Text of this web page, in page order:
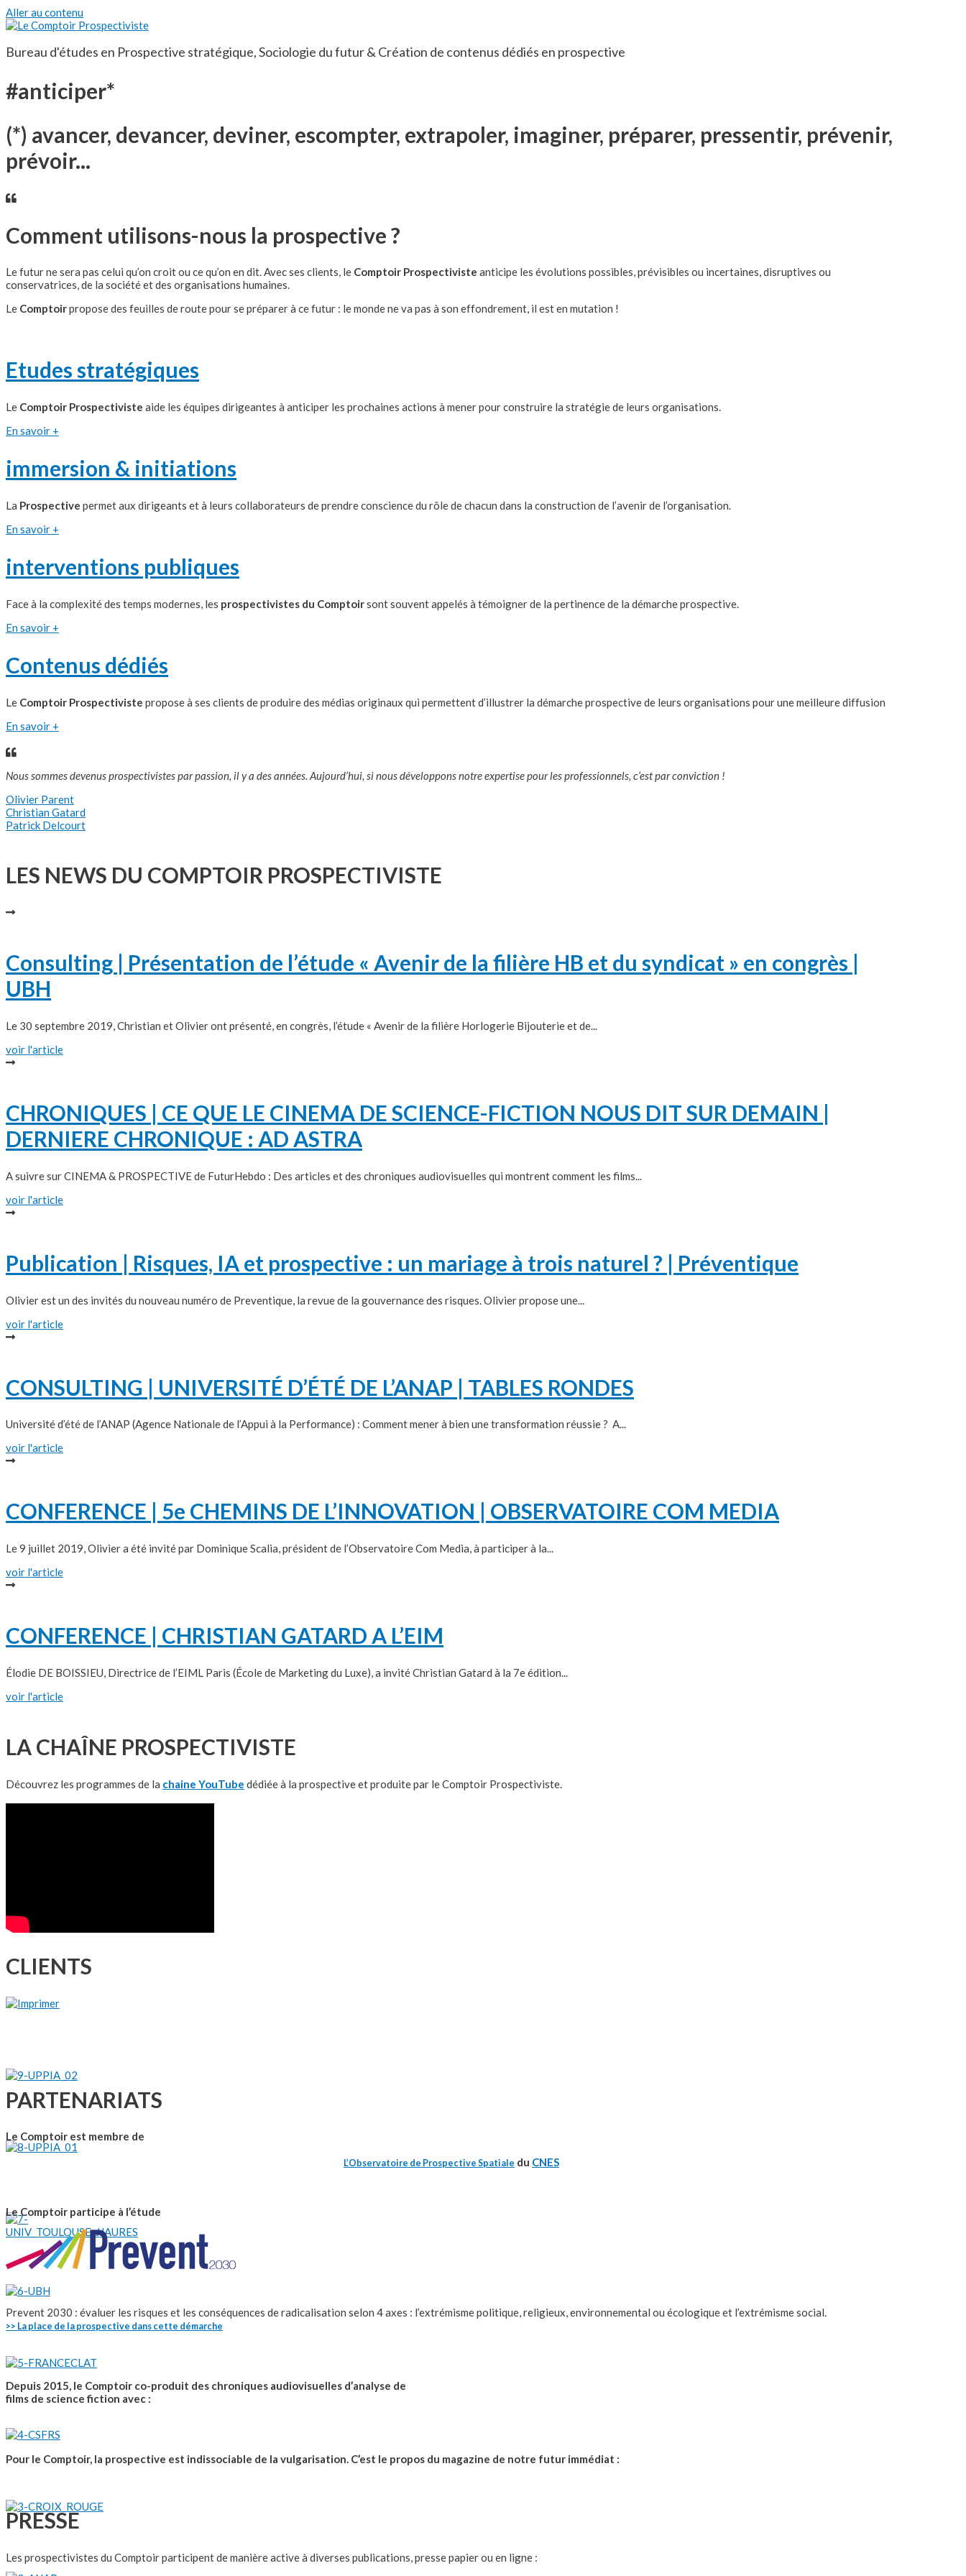
Aller au contenu
Bureau d'études en Prospective stratégique, Sociologie du futur & Création de contenus dédiés en prospective
#anticiper*
(*) avancer, devancer, deviner, escompter, extrapoler, imaginer, préparer, pressentir, prévenir,
prévoir...
Comment utilisons-nous la prospective ?
Le futur ne sera pas celui qu’on croit ou ce qu’on en dit. Avec ses clients, le Comptoir Prospectiviste anticipe les évolutions possibles, prévisibles ou incertaines, disruptives ou
conservatrices, de la société et des organisations humaines.
Le Comptoirpropose des feuilles de route pour se préparer à ce futur : le monde ne va pas à son effondrement, il est en mutation !
Etudes stratégiques
Le Comptoir Prospectiviste aide les équipes dirigeantes à anticiper les prochaines actions à mener pour construire la stratégie de leurs organisations.
En savoir +
immersion & initiations
La Prospective permet aux dirigeants et à leurs collaborateurs de prendre conscience du rôle de chacun dans la construction de l’avenir de l’organisation.
En savoir +
interventions publiques
Face à la complexité des temps modernes, les prospectivistes du Comptoirsont souvent appelés à témoigner de la pertinence de la démarche prospective.
En savoir +
Contenus dédiés
Le Comptoir Prospectiviste propose à ses clients de produire des médias originaux qui permettent d’illustrer la démarche prospective de leurs organisations pour une meilleure diffusion
En savoir +
Nous sommes devenus prospectivistes par passion, il y a des années. Aujourd’hui, si nous développons notre expertise pour les professionnels, c’est par conviction !
Olivier Parent
Christian Gatard
Patrick Delcourt
LES NEWS DU COMPTOIR PROSPECTIVISTE
Consulting | Présentation de l’étude « Avenir de la filière HB et du syndicat » en congrès |
UBH
Le 30 septembre 2019, Christian et Olivier ont présenté, en congrès, l’étude « Avenir de la filière Horlogerie Bijouterie et de...
voir l'article
CHRONIQUES | CE QUE LE CINEMA DE SCIENCE-FICTION NOUS DIT SUR DEMAIN |
DERNIERE CHRONIQUE : AD ASTRA
A suivre sur CINEMA & PROSPECTIVE de FuturHebdo : Des articles et des chroniques audiovisuelles qui montrent comment les films...
voir l'article
Publication | Risques, IA et prospective : un mariage à trois naturel ? | Préventique
Olivier est un des invités du nouveau numéro de Preventique, la revue de la gouvernance des risques. Olivier propose une...
voir l'article
CONSULTING | UNIVERSITÉ D’ÉTÉ DE L’ANAP | TABLES RONDES
Université d’été de l’ANAP (Agence Nationale de l’Appui à la Performance) : Comment mener à bien une transformation réussie ? A...
voir l'article
CONFERENCE | 5e CHEMINS DE L’INNOVATION | OBSERVATOIRE COM MEDIA
Le 9 juillet 2019, Olivier a été invité par Dominique Scalia, président de l’Observatoire Com Media, à participer à la...
voir l'article
CONFERENCE | CHRISTIAN GATARD A L’EIM
Élodie DE BOISSIEU, Directrice de l’EIML Paris (École de Marketing du Luxe‎), a invité Christian Gatard à la 7e édition...
voir l'article
LA CHAÎNE PROSPECTIVISTE
Découvrez les programmes de la chaine YouTube dédiée à la prospective et produite par le Comptoir Prospectiviste.
CLIENTS
PARTENARIATS
Le Comptoir est membre de
L’Observatoire de Prospective Spatiale du CNES
Le Comptoir participe à l’étude
Prevent 2030 : évaluer les risques et les conséquences de radicalisation selon 4 axes : l’extrémisme politique, religieux, environnemental ou écologique et l’extrémisme social.
>> La place de la prospective dans cette démarche
Depuis 2015, le Comptoir co-produit des chroniques audiovisuelles d’analyse de
films de science fiction avec :
Pour le Comptoir, la prospective est indissociable de la vulgarisation. C’est le propos du magazine de notre futur immédiat :
PRESSE
Les prospectivistes du Comptoir participent de manière active à diverses publications, presse papier ou en ligne :